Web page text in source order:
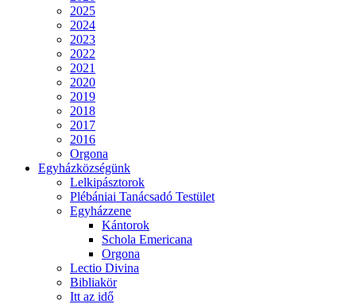
2025
2024
2023
2022
2021
2020
2019
2018
2017
2016
Orgona
Egyházközségünk
Lelkipásztorok
Plébániai Tanácsadó Testület
Egyházzene
Kántorok
Schola Emericana
Orgona
Lectio Divina
Bibliakör
Itt az idő